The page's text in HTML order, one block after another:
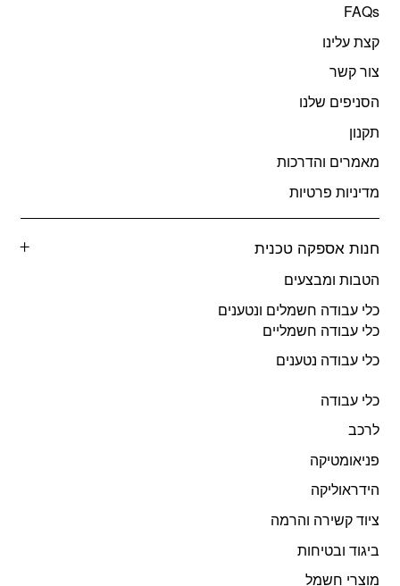
FAQs
קצת עלינו
צור קשר
הסניפים שלנו
תקנון
מאמרים והדרכות
מדיניות פרטיות
חנות אספקה טכנית
הטבות ומבצעים
כלי עבודה חשמלים ונטענים
כלי עבודה חשמליים
כלי עבודה נטענים
כלי עבודה
לרכב
פניאומטיקה
הידראוליקה
ציוד קשירה והרמה
ביגוד ובטיחות
מוצרי חשמל